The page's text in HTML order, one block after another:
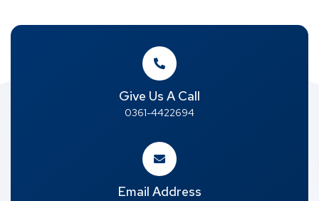
Give Us A Call
0361-4422694
Email Address